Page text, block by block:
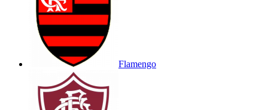
Flamengo